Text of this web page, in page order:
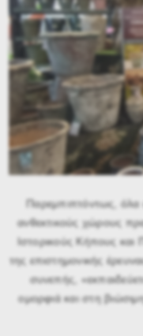
Παρεμπιπτόντως, όλα
ανθεκτικούς χώρους
Ιστορικούς Κήπους και
της επιστημονικής
συνεπής,
ομορφιά και στη